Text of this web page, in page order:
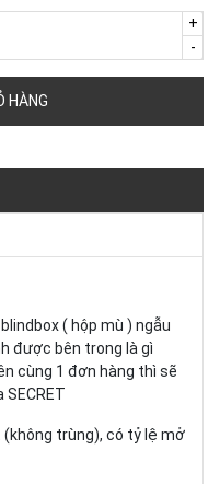
-
+
HÀNG
( hộp mù ) ngẫu
được bên trong là gì
cùng 1 đơn hàng thì sẽ
(không trùng), có tỷ lệ mở